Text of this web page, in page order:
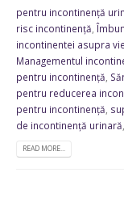
pentru incontinență
risc incontinență ,
incontinentei asupra
Managementul
pentru incontinență
pentru reducerea
pentru incontinență
de incontinență urinară
READ MORE...